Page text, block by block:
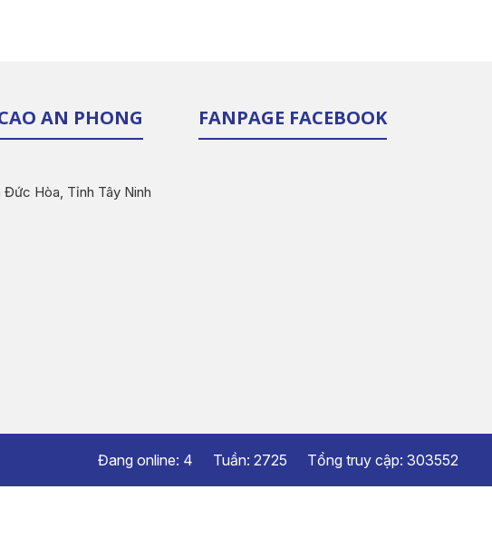
AN PHONG
Hòa, Tỉnh Tây Ninh
FANPAGE FACEBOOK
Đang online: 4 Tuần: 2725 Tổng truy cập: 303552